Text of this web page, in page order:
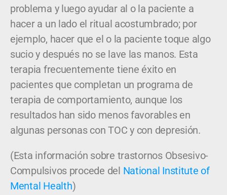
problema y luego ayudar al o la paciente a
hacer a un lado el ritual acostumbrado; por
ejemplo, hacer que el o la paciente toque algo
sucio y después no se lave las manos. Esta
terapia frecuentemente tiene éxito en
pacientes que completan un programa de
terapia de comportamiento, aunque los
resultados han sido menos favorables en
algunas personas con TOC y con depresión.
(Esta información sobre trastornos Obsesivo-
Compulsivos procede del National Institute of
Mental Health)